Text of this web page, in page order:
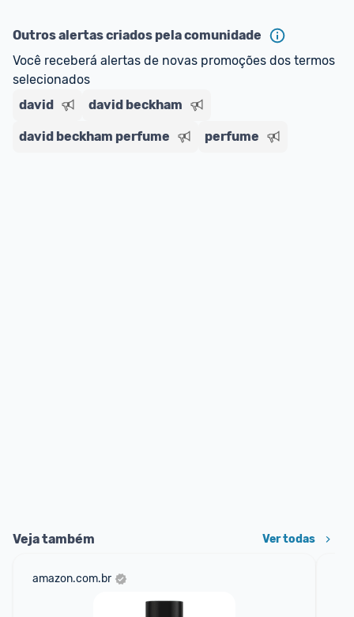
Outros alertas criados pela comunidade
Você receberá alertas de novas promoções dos termos
selecionados
david
david beckham
david beckham perfume perfume
Veja também Ver todas
amazon.com.br